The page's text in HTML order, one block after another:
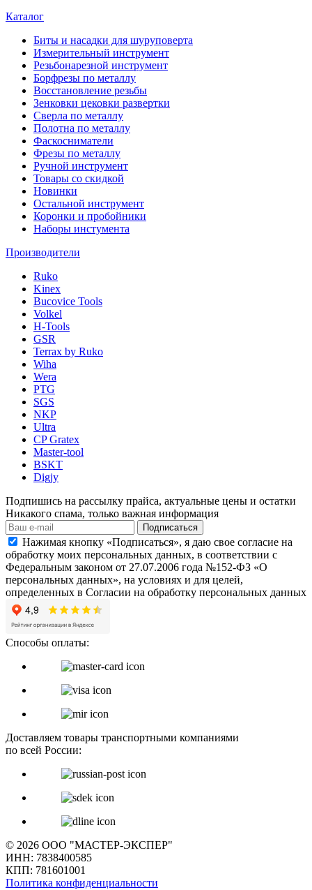
Каталог
Биты и насадки для шуруповерта
Измерительный инструмент
Резьбонарезной инструмент
Борфрезы по металлу
Восстановление резьбы
Зенковки цековки развертки
Сверла по металлу
Полотна по металлу
Фаскосниматели
Фрезы по металлу
Ручной инструмент
Товары со скидкой
Новинки
Остальной инструмент
Коронки и пробойники
Наборы инстумента
Производители
Ruko
Kinex
Bucovice Tools
Volkel
H-Tools
GSR
Terrax by Ruko
Wiha
Wera
PTG
SGS
NKP
Ultra
CP Gratex
Master-tool
BSKT
Digjy
Подпишись на рассылку прайса, актуальные цены и остатки
Никакого спама, только важная информация
Подписаться
Нажимая кнопку «Подписаться», я даю свое согласие на
обработку моих персональных данных, в соответствии с
Федеральным законом от 27.07.2006 года №152-ФЗ «О
персональных данных», на условиях и для целей,
определенных в Согласии на обработку персональных данных
Способы оплаты:
Доставляем товары транспортными компаниями
по всей России:
© 2026 ООО "МАСТЕР-ЭКСПЕР"
ИНН: 7838400585
КПП: 781601001
Политика конфиденциальности